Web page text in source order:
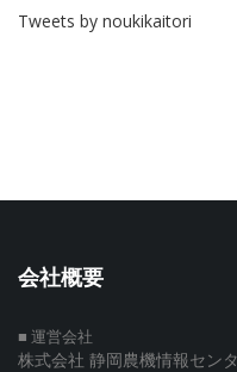
Tweets by noukikaitori
会社概要
■ 運営会社
株式会社 静岡農機情報セン